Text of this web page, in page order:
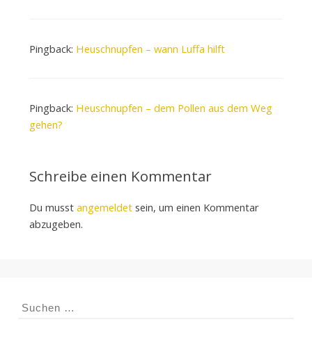
Pingback: Heuschnupfen – wann Luffa hilft
Pingback: Heuschnupfen – dem Pollen aus dem Weg
gehen?
Schreibe einen Kommentar
Du musst angemeldetsein, um einen Kommentar
abzugeben.
Suchen